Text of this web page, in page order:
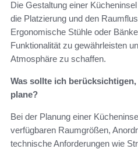
Die Gestaltung einer
die Platzierung und den
Ergonomische Stühle oder
Funktionalität zu gewährleisten
Atmosphäre zu schaffen.
Was sollte ich
plane?
Bei der Planung einer
verfügbaren Raumgrößen,
technische Anforderungen wie